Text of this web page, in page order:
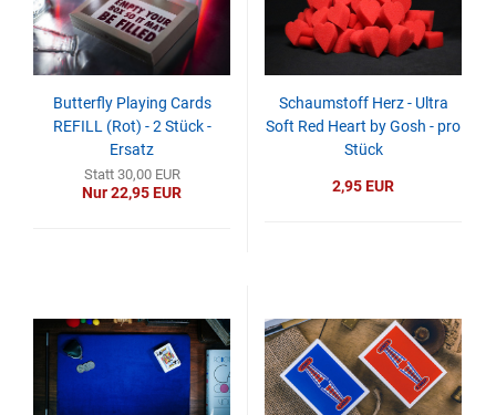
Butterfly Playing Cards
REFILL (Rot) - 2 Stück -
Ersatz
Statt 30,00 EUR
Nur 22,95 EUR
Schaumstoff Herz - Ultra
Soft Red Heart by Gosh - pro
Stück
2,95 EUR